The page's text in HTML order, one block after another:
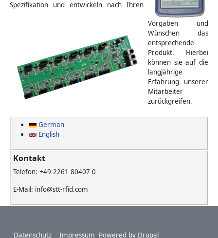
German
English
Kontakt
Telefon: +49 2261 80407 0
E-Mail: info@stt-rfid.com
Spezifikation und entwickeln nach Ihren
Vorgaben und
Wünschen das
entsprechende
Produkt. Hierbei
können sie auf die
langjährige
Erfahrung unserer
Mitarbeiter
zurückgreifen.
Footer
Datenschutz Impressum Powered by Drupal